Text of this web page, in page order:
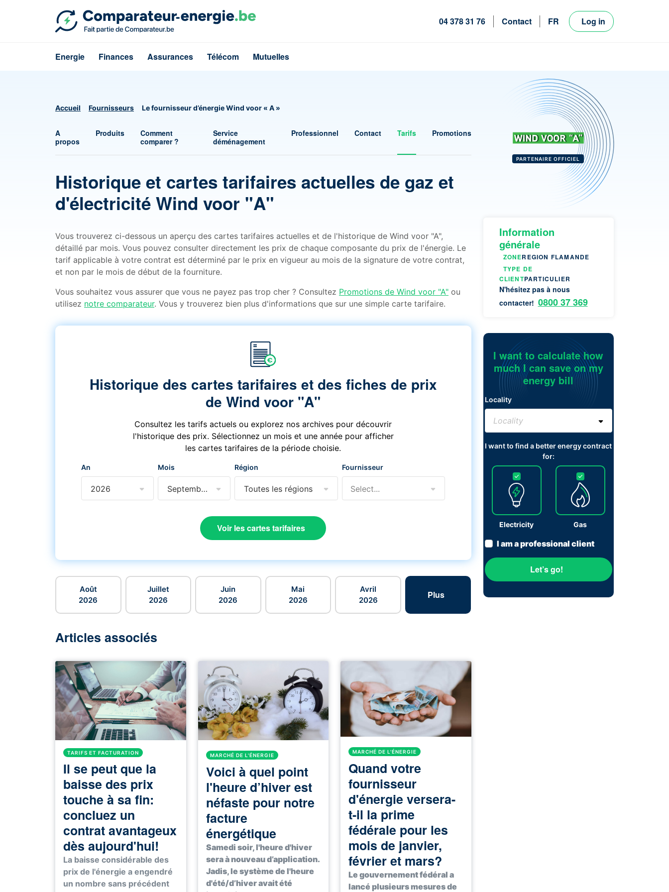
04 378 31 76 Contact
FR
Log in
Energie Finances Assurances Télécom Mutuelles
Accueil Fournisseurs Le fournisseur d’énergie Wind voor « A »
A
propos
Produits
Comment
comparer ?
Service
déménagement
Professionnel Contact Tarifs Promotions
Historique et cartes tarifaires actuelles de gaz et
d'électricité Wind voor "A"
Vous trouverez ci-dessous un aperçu des cartes tarifaires actuelles et de l'historique de Wind voor "A",
détaillé par mois. Vous pouvez consulter directement les prix de chaque composante du prix de l'énergie. Le
tarif applicable à votre contrat est déterminé par le prix en vigueur au mois de la signature de votre contrat,
et non par le mois de début de la fourniture.
Vous souhaitez vous assurer que vous ne payez pas trop cher ? Consultez Promotions de Wind voor "A" ou
utilisez notre comparateur. Vous y trouverez bien plus d'informations que sur une simple carte tarifaire.
Historique des cartes tarifaires et des fiches de prix
de Wind voor "A"
Consultez les tarifs actuels ou explorez nos archives pour découvrir
l'historique des prix. Sélectionnez un mois et une année pour afficher
les cartes tarifaires de la période choisie.
An
2026
Mois
Septembre
Région
Toutes les régions
Fournisseur
Select...
Voir les cartes tarifaires
Août
2026
Juillet
2026
Juin
2026
Mai
2026
Avril
2026
Plus
Articles associés
TARIFS ET FACTURATION
Il se peut que la
baisse des prix
touche à sa fin:
concluez un
contrat avantageux
dès aujourd'hui!
La baisse considérable des
prix de l'énergie a engendré
un nombre sans précédent
MARCHÉ DE L'ÉNERGIE
Voici à quel point
l'heure d’hiver est
néfaste pour notre
facture
énergétique
Samedi soir, l'heure d'hiver
sera à nouveau d’application.
Jadis, le système de l'heure
d'été/d’hiver avait été
MARCHÉ DE L'ÉNERGIE
Quand votre
fournisseur
d'énergie versera-
t-il la prime
fédérale pour les
mois de janvier,
février et mars?
Le gouvernement fédéral a
lancé plusieurs mesures de
PARTENAIRE OFFICIEL
Information
générale
ZONEREGION FLAMANDE
TYPE DE
CLIENTPARTICULIER
N'hésitez pas à nous
contacter! 0800 37 369
I want to calculate how
much I can save on my
energy bill
Locality
I want to find a better energy contract
for:
Electricity Gas
I am a professional client
Let’s go!